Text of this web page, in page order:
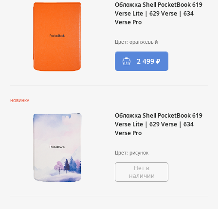
Обложка Shell PocketBook 619
Verse Lite | 629 Verse | 634
Verse Pro
Цвет: оранжевый
2 499 ₽
НОВИНКА
Обложка Shell PocketBook 619
Verse Lite | 629 Verse | 634
Verse Pro
Цвет: рисунок
Нет в
наличии